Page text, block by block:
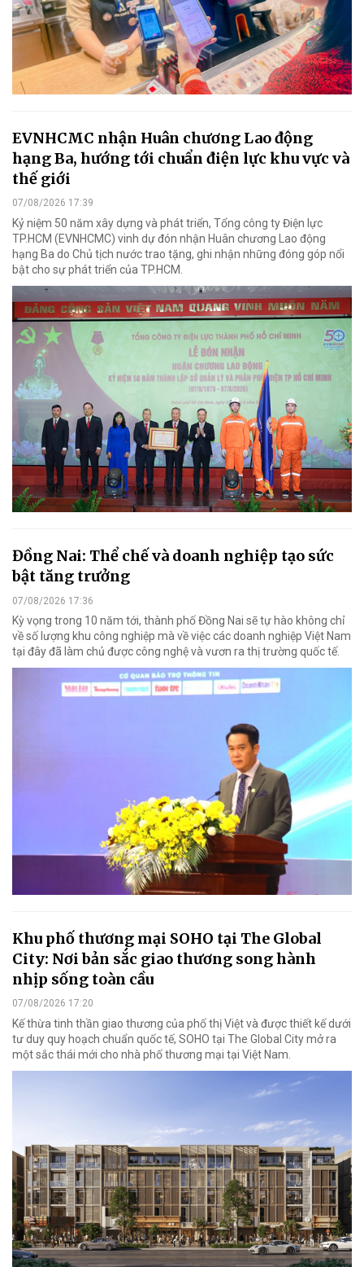
EVNHCMC nhận Huân chương Lao động
hạng Ba, hướng tới chuẩn điện lực khu vực và
thế giới
07/08/2026 17:39
Kỷ niệm 50 năm xây dựng và phát triển, Tổng công ty Điện lực
TP.HCM (EVNHCMC) vinh dự đón nhận Huân chương Lao động
hạng Ba do Chủ tịch nước trao tặng, ghi nhận những đóng góp nổi
bật cho sự phát triển của TP.HCM.
Đồng Nai: Thể chế và doanh nghiệp tạo sức
bật tăng trưởng
07/08/2026 17:36
Kỳ vọng trong 10 năm tới, thành phố Đồng Nai sẽ tự hào không chỉ
về số lượng khu công nghiệp mà về việc các doanh nghiệp Việt Nam
tại đây đã làm chủ được công nghệ và vươn ra thị trường quốc tế.
Khu phố thương mại SOHO tại The Global
City: Nơi bản sắc giao thương song hành
nhịp sống toàn cầu
07/08/2026 17:20
Kế thừa tinh thần giao thương của phố thị Việt và được thiết kế dưới
tư duy quy hoạch chuẩn quốc tế, SOHO tại The Global City mở ra
một sắc thái mới cho nhà phố thương mại tại Việt Nam.